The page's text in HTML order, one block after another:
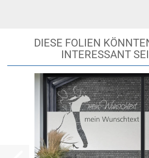
DIESE FOLIEN
INTERESSANT